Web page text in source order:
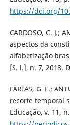
https://doi.org/
CARDOSO, C. J.;
aspectos da
alfabetização
[S. l.], n. 7, 2018.
FARIAS, G. F.;
recorte temporal
Educação, v. 11,